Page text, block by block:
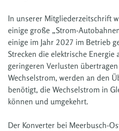
In unserer Mitgliederzeitschrift
einige große „Strom-
einige im Jahr 2027 im Betrieb
Strecken die elektrische Energie
geringeren Verlusten
Wechselstrom, werden an den
benötigt, die Wechselstrom in
können und umgekehrt.
Der Konverter bei Meerbusch-